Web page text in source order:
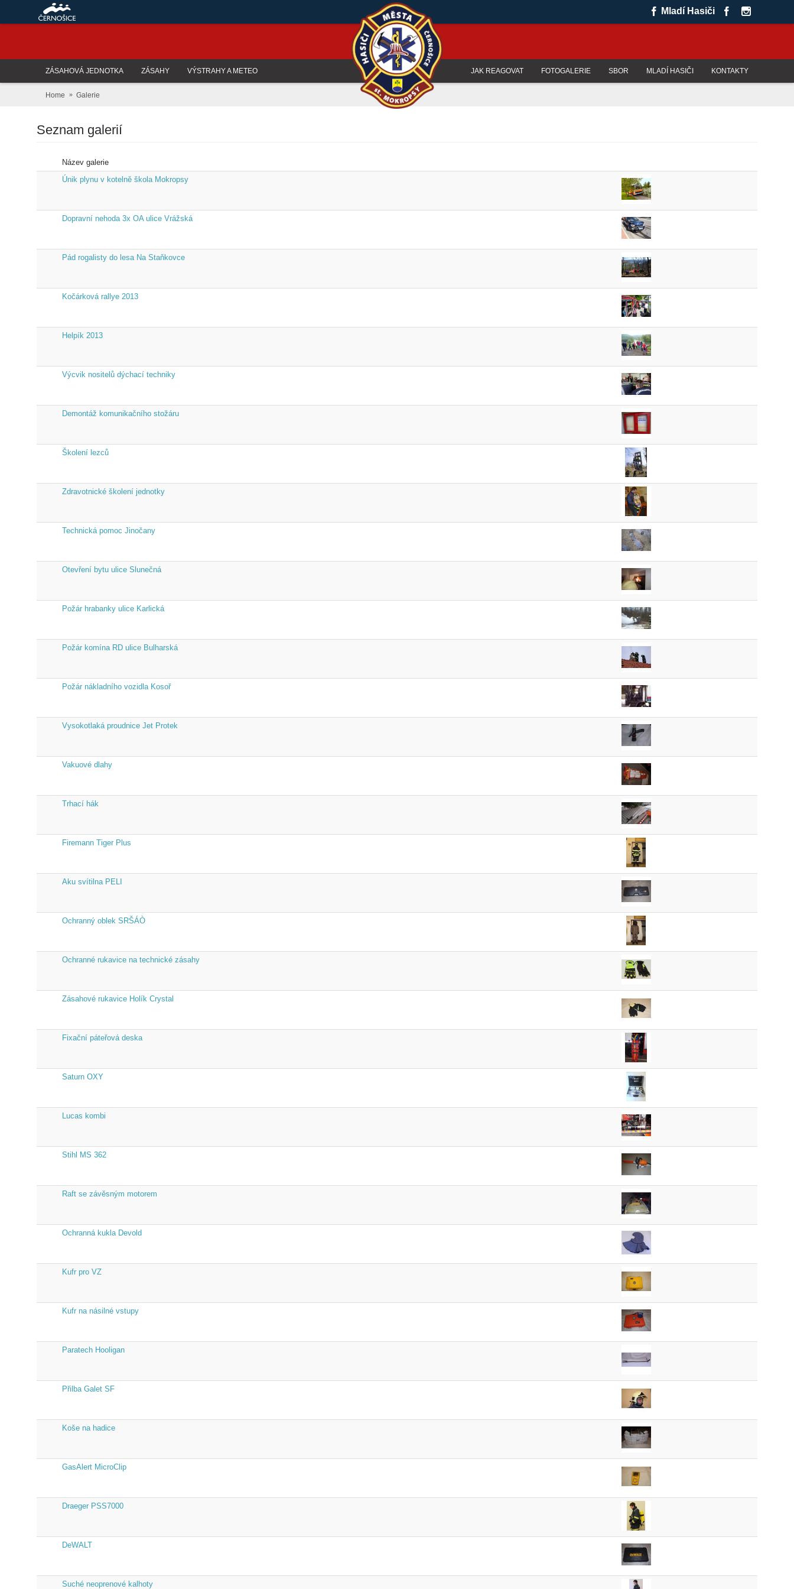
Mladí Hasiči
ZÁSAHOVÁ JEDNOTKA ZÁSAHY VÝSTRAHY A METEO KONTAKTY
MLADÍ HASIČI
SBOR
FOTOGALERIE
JAK REAGOVAT
Home Galerie
Seznam galerií
Název galerie
Únik plynu v kotelně škola Mokropsy
Dopravní nehoda 3x OA ulice Vrážská
Pád rogalisty do lesa Na Staňkovce
Kočárková rallye 2013
Helpík 2013
Výcvik nositelů dýchací techniky
Demontáž komunikačního stožáru
Školení lezců
Zdravotnické školení jednotky
Technická pomoc Jinočany
Otevření bytu ulice Slunečná
Požár hrabanky ulice Karlická
Požár komína RD ulice Bulharská
Požár nákladního vozidla Kosoř
Vysokotlaká proudnice Jet Protek
Vakuové dlahy
Trhací hák
Firemann Tiger Plus
Aku svítilna PELI
Ochranný oblek SRŠÁÒ
Ochranné rukavice na technické zásahy
Zásahové rukavice Holík Crystal
Fixační páteřová deska
Saturn OXY
Lucas kombi
Stihl MS 362
Raft se závěsným motorem
Ochranná kukla Devold
Kufr pro VZ
Kufr na násilné vstupy
Paratech Hooligan
Přilba Galet SF
Koše na hadice
GasAlert MicroClip
Draeger PSS7000
DeWALT
Suché neoprenové kalhoty